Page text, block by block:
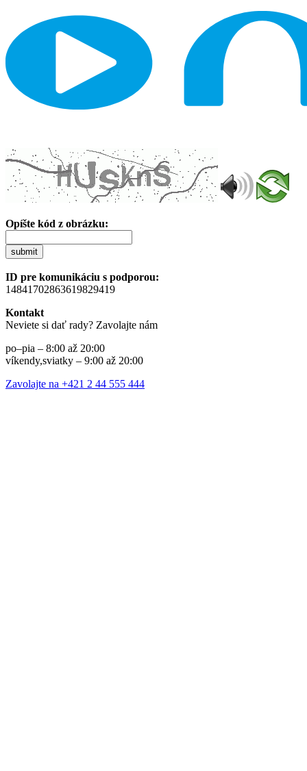
Opíšte kód z obrázku:
submit
ID pre komunikáciu s podporou:
14841702863619829419
Kontakt
Neviete si dať rady? Zavolajte nám
po–pia – 8:00 až 20:00
víkendy,sviatky – 9:00 až 20:00
Zavolajte na +421 2 44 555 444